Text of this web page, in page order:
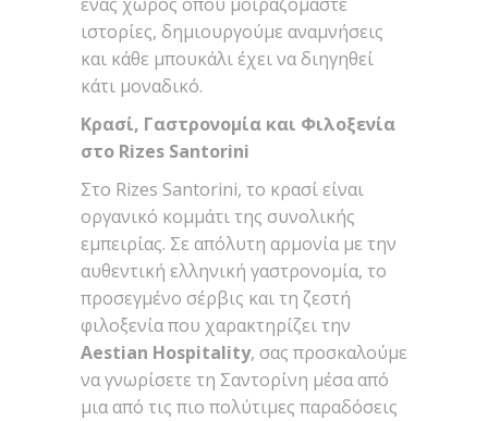
ιστορίες, δημιουργούμε αναμνήσεις
και κάθε μπουκάλι έχει να διηγηθεί
κάτι μοναδικό.
Κρασί, Γαστρονομία και Φιλοξενία
στο Rizes Santorini
Στο Rizes Santorini, το κρασί είναι
οργανικό κομμάτι της συνολικής
εμπειρίας. Σε απόλυτη αρμονία με την
αυθεντική ελληνική γαστρονομία, το
προσεγμένο σέρβις και τη ζεστή
φιλοξενία που χαρακτηρίζει την
Aestian Hospitality, σας προσκαλούμε
να γνωρίσετε τη Σαντορίνη μέσα από
μια από τις πιο πολύτιμες παραδόσεις